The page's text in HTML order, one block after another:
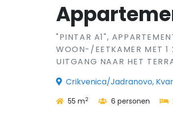
"PINTAR A1",
WOON-/EETKAMER MET
UITGANG NAAR HET
Crikvenica/Jadranovo,
55 m2 6 personen